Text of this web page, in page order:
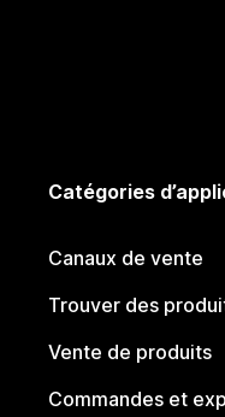
Catégories
Canaux de vente
Trouver des
Vente de produits
Commandes et